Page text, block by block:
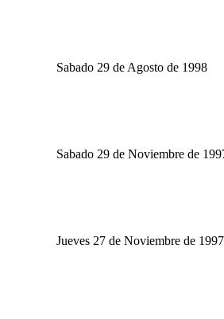
Sabado 29 de Agosto de 1998
Sabado 29 de Noviembre de
Jueves 27 de Noviembre de 1997